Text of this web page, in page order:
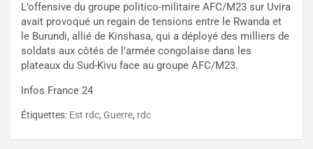
L’offensive du groupe politico-militaire AFC/M23 sur Uvira
avait provoqué un regain de tensions entre le Rwanda et
le Burundi, allié de Kinshasa, qui a déployé des milliers de
soldats aux côtés de l’armée congolaise dans les
plateaux du Sud-Kivu face au groupe AFC/M23.
Infos France 24
Étiquettes: Est rdc, Guerre, rdc